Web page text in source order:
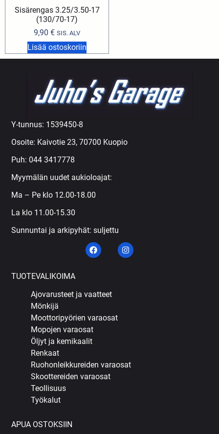
Sisärengas 3.25/3.50-17
(130/70-17)
9,90 € SIS. ALV
Lisää ostoskoriin
Y-tunnus: 1539450-8
Osoite: Kaivotie 23, 70700 Kuopio
Puh: 044 3417778
Myymälän uudet aukioloajat:
Ma – Pe klo 12.00-18.00
La klo 11.00-15.30
Sunnuntai ja arkipyhät: suljettu
TUOTEVALIKOIMA
Ajovarusteet ja vaatteet
Mönkijä
Moottoripyörien varaosat
Mopojen varaosat
Öljyt ja kemikaalit
Renkaat
Ruohonleikkureiden varaosat
Skoottereiden varaosat
Teollisuus
Työkalut
APUA OSTOKSIIN